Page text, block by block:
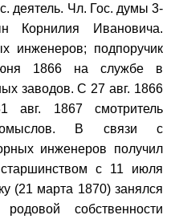
деятель. Чл. Гос. думы 3-
Корнилия Ивановича.
инженеров; подпоручик
1866 на службе в
заводов. С 27 авг. 1866
авг. 1867 смотритель
В связи с
инженеров получил
с 11 июля
(21 марта 1870) занялся
собственности